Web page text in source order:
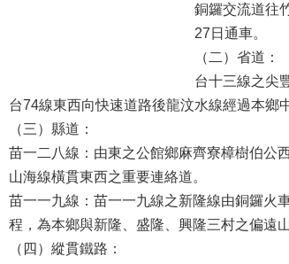
銅鑼交流道往
27日通車。
（二）省道：
台十三線之尖
台74線東西向快速道路後龍汶水線經過本鄉
（三）縣道：
苗一二八線：由東之公館鄉麻齊寮樟樹伯公
山海線橫貫東西之重要連絡道。
苗一一九線：苗一一九線之新隆線由銅鑼火
程，為本鄉與新隆、盛隆、興隆三村之偏遠
（四）縱貫鐵路：